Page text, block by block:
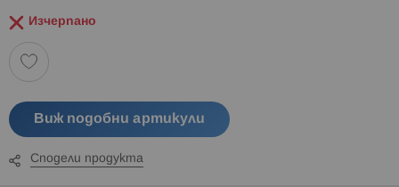
Изчерпано
Виж подобни артикули
Сподели продукта